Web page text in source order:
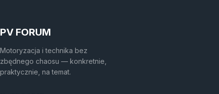
PV FORUM
Motoryzacja i technika bez
zbędnego chaosu — konkretnie,
praktycznie, na temat.